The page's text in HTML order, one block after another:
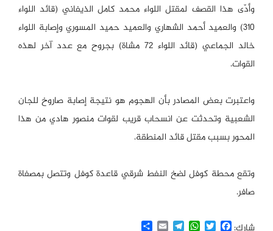
وأدّى هذا القصف لمقتل اللواء محمد كامل الذيفاني (قائد اللواء
310) والعميد أحمد الشهاري والعميد حميد المسوري وإصابة اللواء
خالد الجماعي (قائد اللواء 72 مشاة) بجروح مع عدد آخر لهذه
القوات.
واعتبرت بعض المصادر بأن الهجوم هو نتيجة إصابة صاروخ للجان
الشعبية وتحدثت عن انسحاب قريب لقوات منصور هادي من هذا
المحور بسبب مقتل قائد المنطقة.
وتقع محطة كوفل لضخ النفط شرقي قاعدة كوفل وتتصل بمصفاة
صافر.
Facebook
Twitter
WhatsApp
Telegram
Email
Share